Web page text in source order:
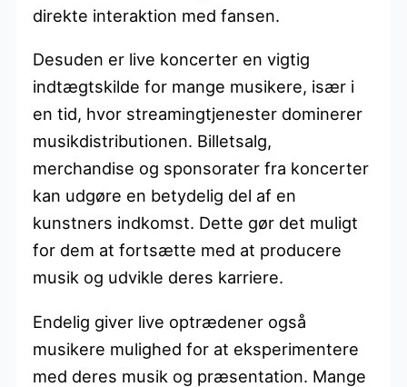
direkte interaktion med fansen.
Desuden er live koncerter en vigtig
indtægtskilde for mange musikere, især i
en tid, hvor streamingtjenester dominerer
musikdistributionen. Billetsalg,
merchandise og sponsorater fra koncerter
kan udgøre en betydelig del af en
kunstners indkomst. Dette gør det muligt
for dem at fortsætte med at producere
musik og udvikle deres karriere.
Endelig giver live optrædener også
musikere mulighed for at eksperimentere
med deres musik og præsentation. Mange